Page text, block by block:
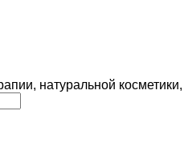
натуральной